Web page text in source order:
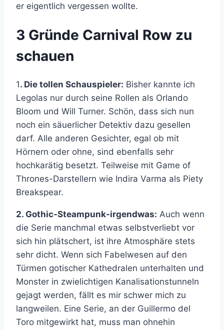
er eigentlich vergessen wollte.
3 Gründe Carnival Row zu
schauen
1. Die tollen Schauspieler: Bisher kannte ich
Legolas nur durch seine Rollen als Orlando
Bloom und Will Turner. Schön, dass sich nun
noch ein säuerlicher Detektiv dazu gesellen
darf. Alle anderen Gesichter, egal ob mit
Hörnern oder ohne, sind ebenfalls sehr
hochkarätig besetzt. Teilweise mit Game of
Thrones-Darstellern wie Indira Varma als Piety
Breakspear.
2. Gothic-Steampunk-irgendwas: Auch wenn
die Serie manchmal etwas selbstverliebt vor
sich hin plätschert, ist ihre Atmosphäre stets
sehr dicht. Wenn sich Fabelwesen auf den
Türmen gotischer Kathedralen unterhalten und
Monster in zwielichtigen Kanalisationstunneln
gejagt werden, fällt es mir schwer mich zu
langweilen. Eine Serie, an der Guillermo del
Toro mitgewirkt hat, muss man ohnehin